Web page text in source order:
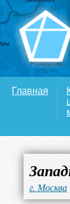
Главная
г. Москва